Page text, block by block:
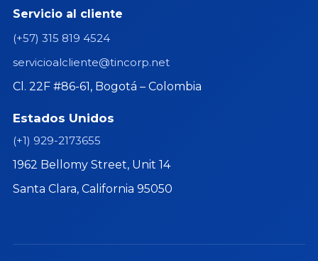
Servicio al cliente
(+57) 315 819 4524
servicioalcliente@tincorp.net
Cl. 22F #86-61, Bogotá – Colombia
Estados Unidos
(+1) 929-2173655
1962 Bellomy Street, Unit 14
Santa Clara, California 95050